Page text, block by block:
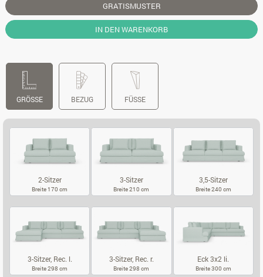
GRATISMUSTER
IN DEN WARENKORB
GRÖSSE BEZUG FÜSSE
2-Sitzer
Breite 170 cm
3-Sitzer
Breite 210 cm
3,5-Sitzer
Breite 240 cm
3-Sitzer, Rec. l.
Breite 298 cm
3-Sitzer, Rec. r.
Breite 298 cm
Eck 3x2 li.
Breite 300 cm